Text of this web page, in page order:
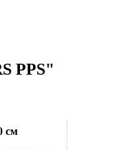
PPS"
см